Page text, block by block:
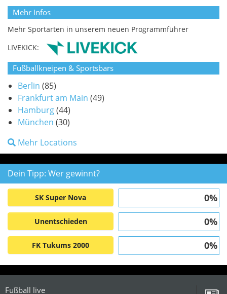
Mehr Infos
Mehr Sportarten in unserem neuen Programmführer
LIVEKICK:
Fußballkneipen & Sportsbars
Berlin (85)
Frankfurt am Main (49)
Hamburg(44)
München (30)
Mehr Locations
Dein Tipp: Wer gewinnt?
SK Super Nova 0%
Unentschieden 0%
FK Tukums 2000 0%
Fußball live